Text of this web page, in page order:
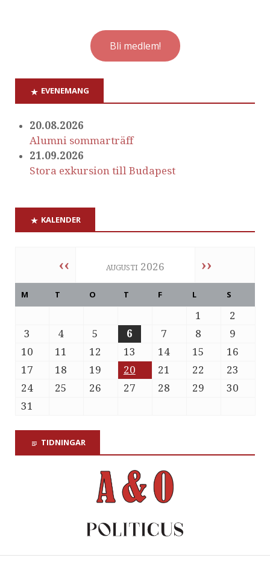
Bli medlem!
EVENEMANG
20.08.2026
Alumni sommarträff
21.09.2026
Stora exkursion till Budapest
KALENDER
‹‹ augusti 2026 ››
M T O T F L S
1
2
3
4 5 6 7 8
9
10
11 12 13 14 15
16
17
18 19 20 21 22
23
24
25 26 27 28 29
30
31
TIDNINGAR